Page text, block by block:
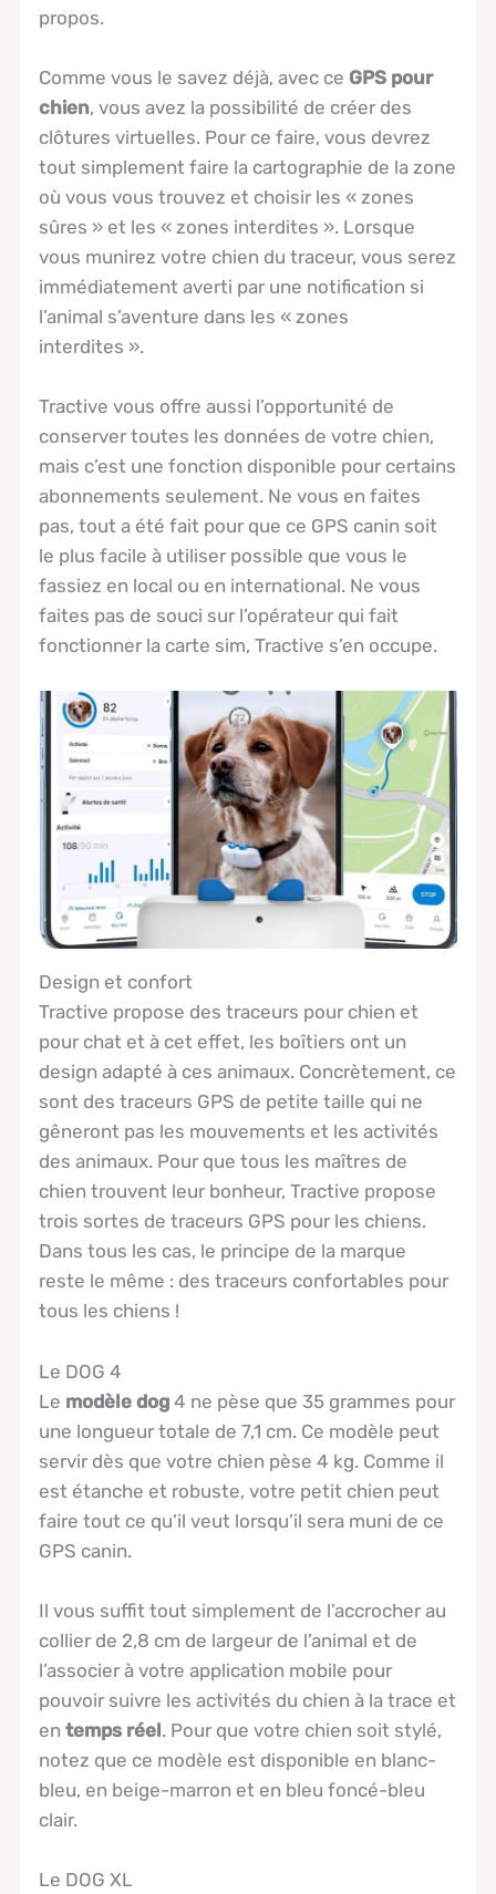
propos.
Comme vous le savez déjà, avec ce GPS pour
chien, vous avez la possibilité de créer des
clôtures virtuelles. Pour ce faire, vous devrez
tout simplement faire la cartographie de la zone
où vous vous trouvez et choisir les « zones
sûres » et les « zones interdites ». Lorsque
vous munirez votre chien du traceur, vous serez
immédiatement averti par une notification si
l’animal s’aventure dans les « zones
interdites ».
Tractive vous offre aussi l’opportunité de
conserver toutes les données de votre chien,
mais c’est une fonction disponible pour certains
abonnements seulement. Ne vous en faites
pas, tout a été fait pour que ce GPS canin soit
le plus facile à utiliser possible que vous le
fassiez en local ou en international. Ne vous
faites pas de souci sur l’opérateur qui fait
fonctionner la carte sim, Tractive s’en occupe.
Design et confort
Tractive propose des traceurs pour chien et
pour chat et à cet effet, les boîtiers ont un
design adapté à ces animaux. Concrètement, ce
sont des traceurs GPS de petite taille qui ne
gêneront pas les mouvements et les activités
des animaux. Pour que tous les maîtres de
chien trouvent leur bonheur, Tractive propose
trois sortes de traceurs GPS pour les chiens.
Dans tous les cas, le principe de la marque
reste le même : des traceurs confortables pour
tous les chiens !
Le DOG 4
Le modèle dog 4 ne pèse que 35 grammes pour
une longueur totale de 7,1 cm. Ce modèle peut
servir dès que votre chien pèse 4 kg. Comme il
est étanche et robuste, votre petit chien peut
faire tout ce qu’il veut lorsqu’il sera muni de ce
GPS canin.
Il vous suffit tout simplement de l’accrocher au
collier de 2,8 cm de largeur de l’animal et de
l’associer à votre application mobile pour
pouvoir suivre les activités du chien à la trace et
entemps réel. Pour que votre chien soit stylé,
notez que ce modèle est disponible en blanc-
bleu, en beige-marron et en bleu foncé-bleu
clair.
Le DOG XL